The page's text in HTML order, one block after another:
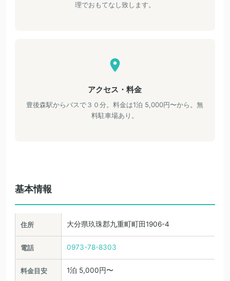
理でおもてなし致します。
アクセス・料金
豊後森駅からバスで３０分。料金は1泊 5,000円〜から。無
料駐車場あり。
基本情報
住所 大分県玖珠郡九重町町田1906-4
電話 0973-78-8303
料金目安 1泊 5,000円〜